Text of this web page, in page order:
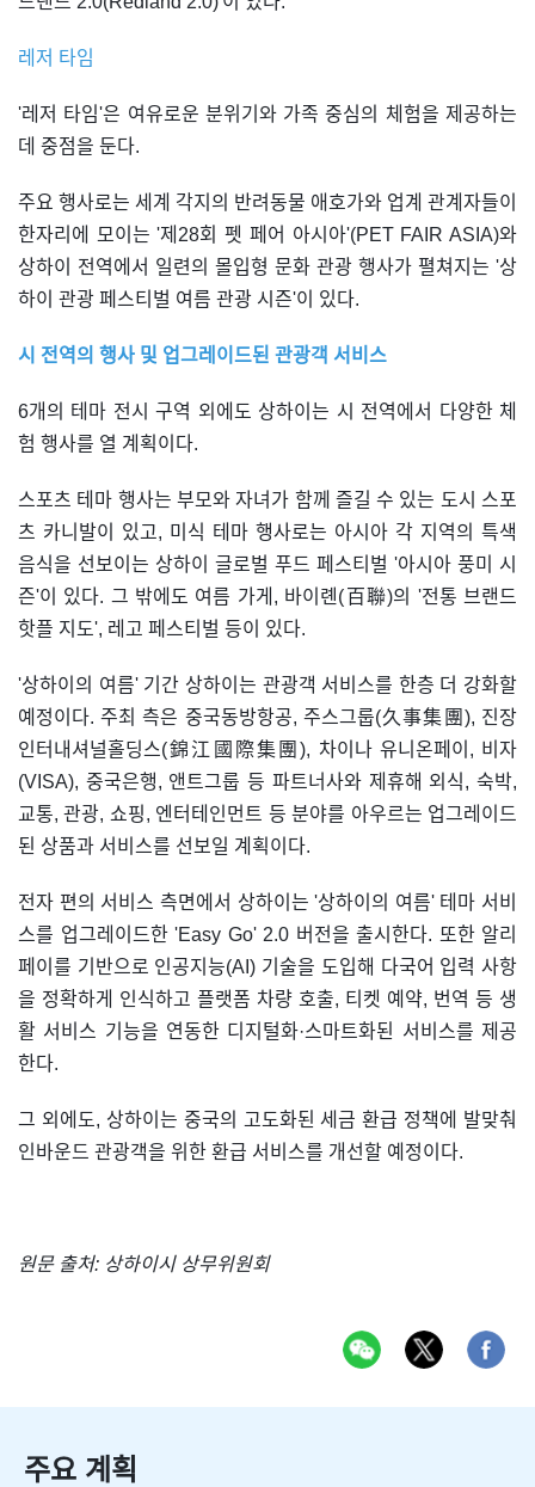
레저 타임
'레저 타임'은 여유로운 분위기와 가족 중심의 체험을 제공하는
데 중점을 둔다.
주요 행사로는 세계 각지의 반려동물 애호가와 업계 관계자들이
한자리에 모이는 '제28회 펫 페어 아시아'(PET FAIR ASIA)와
상하이 전역에서 일련의 몰입형 문화 관광 행사가 펼쳐지는 '상
하이 관광 페스티벌 여름 관광 시즌'이 있다.
시 전역의 행사 및 업그레이드된 관광객 서비스
6개의 테마 전시 구역 외에도 상하이는 시 전역에서 다양한 체
험 행사를 열 계획이다.
스포츠 테마 행사는 부모와 자녀가 함께 즐길 수 있는 도시 스포
츠 카니발이 있고, 미식 테마 행사로는 아시아 각 지역의 특색
음식을 선보이는 상하이 글로벌 푸드 페스티벌 '아시아 풍미 시
즌'이 있다. 그 밖에도 여름 가게, 바이롄(百聯)의 '전통 브랜드
핫플 지도', 레고 페스티벌 등이 있다.
'상하이의 여름' 기간 상하이는 관광객 서비스를 한층 더 강화할
예정이다. 주최 측은 중국동방항공, 주스그룹(久事集團), 진장
인터내셔널홀딩스(錦江國際集團), 차이나 유니온페이, 비자
(VISA), 중국은행, 앤트그룹 등 파트너사와 제휴해 외식, 숙박,
교통, 관광, 쇼핑, 엔터테인먼트 등 분야를 아우르는 업그레이드
된 상품과 서비스를 선보일 계획이다.
전자 편의 서비스 측면에서 상하이는 '상하이의 여름' 테마 서비
스를 업그레이드한 'Easy Go' 2.0 버전을 출시한다. 또한 알리
페이를 기반으로 인공지능(AI) 기술을 도입해 다국어 입력 사항
을 정확하게 인식하고 플랫폼 차량 호출, 티켓 예약, 번역 등 생
활 서비스 기능을 연동한 디지털화·스마트화된 서비스를 제공
한다.
그 외에도, 상하이는 중국의 고도화된 세금 환급 정책에 발맞춰
인바운드 관광객을 위한 환급 서비스를 개선할 예정이다.
원문 출처: 상하이시 상무위원회
주요 계획